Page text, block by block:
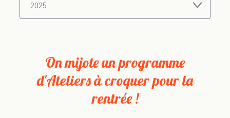
On mijote un programme
d'Ateliers à croquer pour la
rentrée !